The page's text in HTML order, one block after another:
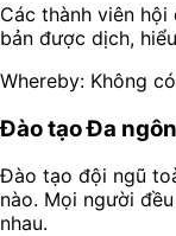
Các thành viên
bản được dịch,
Whereby: Không
Đào tạo Đa
Đào tạo đội ngũ
nào. Mọi người
nhau.